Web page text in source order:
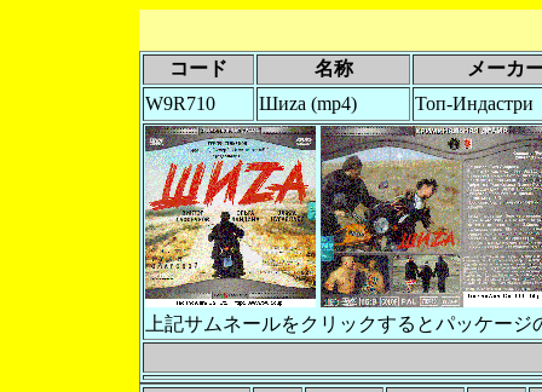
コード 名称
メーカ
W9R710
Шиzа (mp4) Топ-Индастри
上記サムネールをクリックするとパッケー